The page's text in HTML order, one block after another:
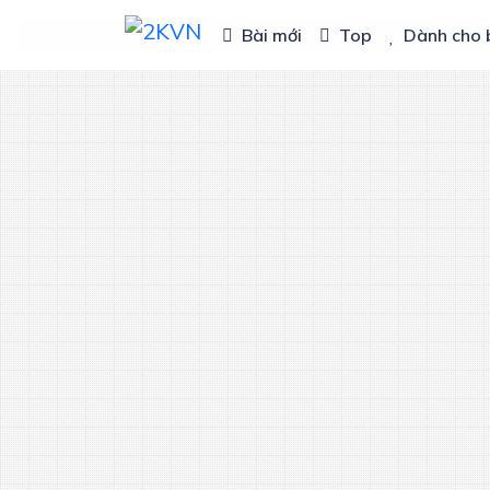
Bài mới Top Dành cho